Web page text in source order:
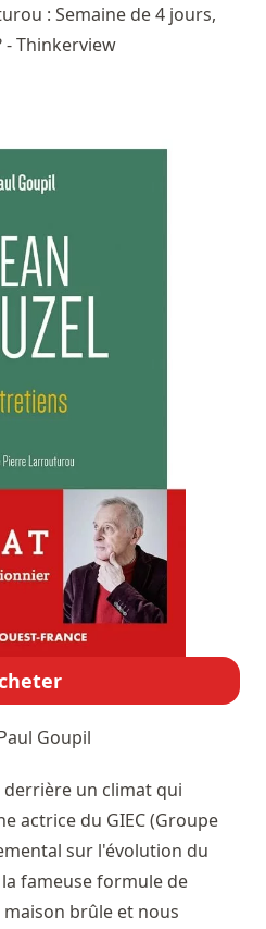
: Semaine de 4 jours,
- Thinkerview
Goupil
un climat qui
actrice du GIEC (Groupe
sur l'évolution du
fameuse formule de
maison brûle et nous